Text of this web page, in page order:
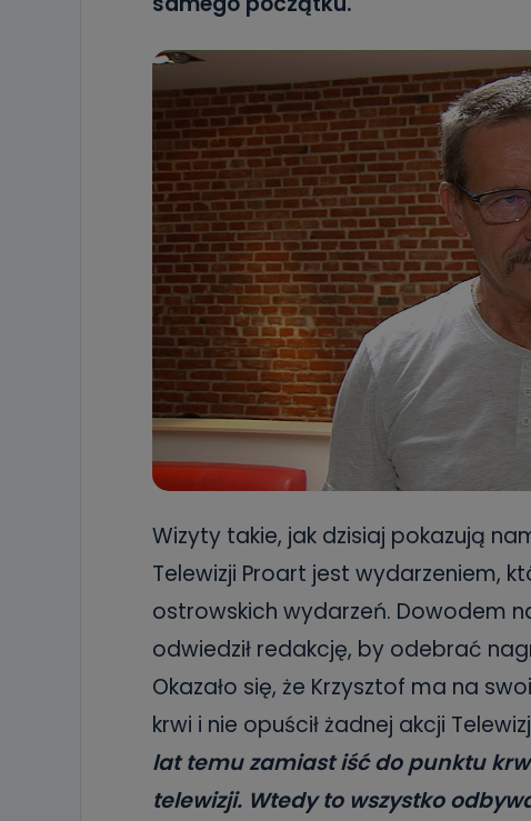
Wizyty takie, jak dzisiaj pokazują
Telewizji Proart jest wydarzeniem,
ostrowskich wydarzeń. Dowodem
odwiedził redakcję, by odebrać
Okazało się, że Krzysztof ma na
krwi i nie opuścił żadnej akcji
lat temu zamiast iść do punktu
telewizji. Wtedy to wszystko